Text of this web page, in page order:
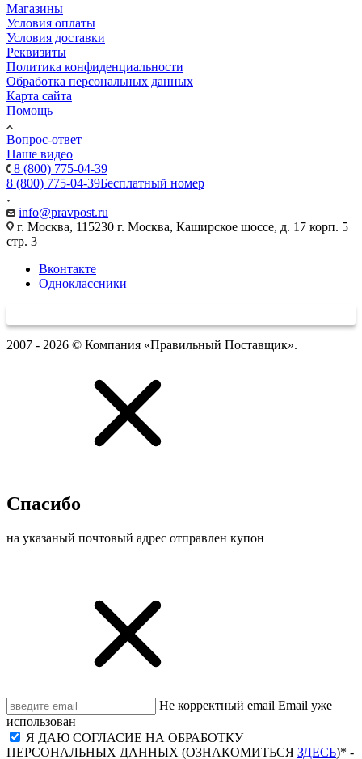
Магазины
Условия оплаты
Условия доставки
Реквизиты
Политика конфиденциальности
Обработка персональных данных
Карта сайта
Помощь
Вопрос-ответ
Наше видео
8 (800) 775-04-39
8 (800) 775-04-39Бесплатный номер
info@pravpost.ru
г. Москва, 115230 г. Москва, Каширское шоссе, д. 17 корп. 5
стр. 3
Вконтакте
Одноклассники
2007 - 2026 © Компания «Правильный Поставщик».
Спасибо
на указаный почтовый адрес отправлен купон
Не корректный email Email уже
использован
Я ДАЮ СОГЛАСИЕ НА ОБРАБОТКУ
ПЕРСОНАЛЬНЫХ ДАННЫХ (ОЗНАКОМИТЬСЯ ЗДЕСЬ)* -